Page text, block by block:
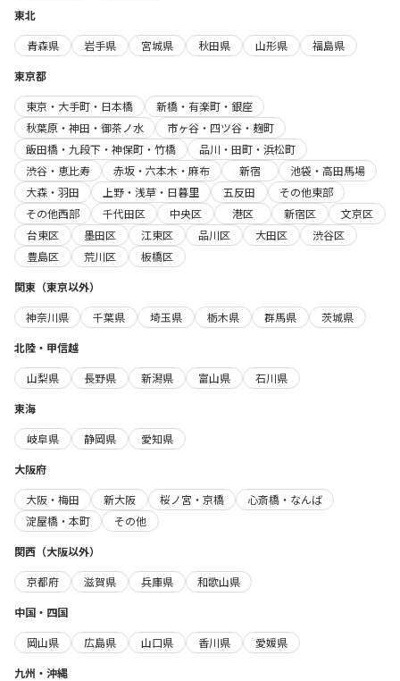
東北
青森県
岩手県 宮城県 秋田県 山形県
福島県
東京都
東京・大手町・日本橋
新橋・有楽町・銀座
秋葉原・神田・御茶ノ水
市ヶ谷・四ツ谷・麹町
飯田橋・九段下・神保町・竹橋
品川・田町・浜松町
渋谷・恵比寿
赤坂・六本木・麻布 新宿
池袋・高田馬場
大森・羽田
上野・浅草・日暮里 五反田
その他東部
その他西部
千代田区 中央区 港区 新宿区
文京区
台東区
墨田区 江東区 品川区 大田区
渋谷区
豊島区
荒川区
板橋区
関東（東京以外）
神奈川県
千葉県 埼玉県 栃木県 群馬県
茨城県
北陸・甲信越
山梨県
長野県 新潟県 富山県
石川県
東海
岐阜県
静岡県
愛知県
大阪府
大阪・梅田
新大阪 桜ノ宮・京橋
心斎橋・なんば
淀屋橋・本町
その他
関西（大阪以外）
京都府
滋賀県 兵庫県
和歌山県
中国・四国
岡山県
広島県 山口県 香川県
愛媛県
九州・沖縄